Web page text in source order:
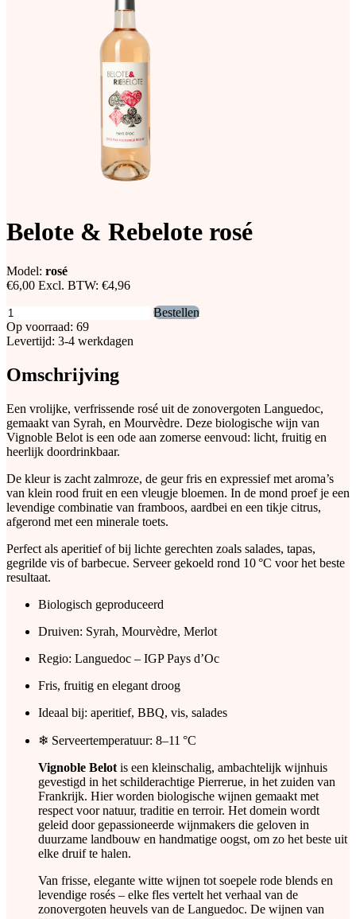
Belote & Rebelote rosé
Model: rosé
€6,00 Excl. BTW: €4,96
Bestellen
Op voorraad: 69
Levertijd: 3-4 werkdagen
Omschrijving
Een vrolijke, verfrissende rosé uit de zonovergoten Languedoc,
gemaakt van Syrah, en Mourvèdre. Deze biologische wijn van
Vignoble Belot is een ode aan zomerse eenvoud: licht, fruitig en
heerlijk doordrinkbaar.
De kleur is zacht zalmroze, de geur fris en expressief met aroma’s
van klein rood fruit en een vleugje bloemen. In de mond proef je een
levendige combinatie van framboos, aardbei en een tikje citrus,
afgerond met een minerale toets.
Perfect als aperitief of bij lichte gerechten zoals salades, tapas,
gegrilde vis of barbecue. Serveer gekoeld rond 10 °C voor het beste
resultaat.
Biologisch geproduceerd
Druiven: Syrah, Mourvèdre, Merlot
Regio: Languedoc – IGP Pays d’Oc
Fris, fruitig en elegant droog
Ideaal bij: aperitief, BBQ, vis, salades
❄ Serveertemperatuur: 8–11 °C
Vignoble Belot is een kleinschalig, ambachtelijk wijnhuis
gevestigd in het schilderachtige Pierrerue, in het zuiden van
Frankrijk. Hier worden biologische wijnen gemaakt met
respect voor natuur, traditie en terroir. Het domein wordt
geleid door gepassioneerde wijnmakers die geloven in
duurzame landbouw en handmatige oogst, om zo het beste uit
elke druif te halen.
Van frisse, elegante witte wijnen tot soepele rode blends en
levendige rosés – elke fles vertelt het verhaal van de
zonovergoten heuvels van de Languedoc. De wijnen van